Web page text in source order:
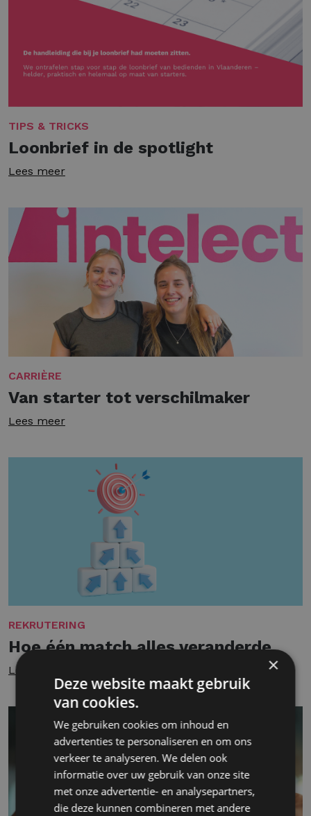
TIPS & TRICKS
Loonbrief in de spotlight
Lees meer
CARRIÈRE
Van starter tot verschilmaker
Lees meer
REKRUTERING
Hoe één match alles veranderde
Lees meer ×
Deze website maakt gebruik
van cookies.
We gebruiken cookies om inhoud en
advertenties te personaliseren en om ons
verkeer te analyseren. We delen ook
informatie over uw gebruik van onze site
met onze advertentie- en analysepartners,
die deze kunnen combineren met andere